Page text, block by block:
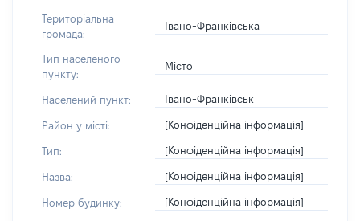
Територіальна
громада:
Івано-Франківська
Тип населеного
пункту:
Місто
Населений пункт: Івано-Франківськ
Район у місті: [Конфіденційна інформація]
Тип: [Конфіденційна інформація]
Назва: [Конфіденційна інформація]
Номер будинку: [Конфіденційна інформація]